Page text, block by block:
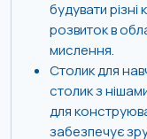
будувати різні
розвиток в
мислення.
Столик для
столик з
для
забезпечує